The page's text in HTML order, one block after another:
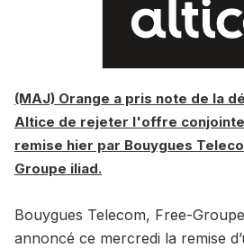
(MAJ) Orange a pris note de la décision du groupe
Altice de rejeter l'offre conjointe
remise hier par Bouygues
Groupe iliad.
Bouygues Telecom, Free-
annoncé ce mercredi la remise